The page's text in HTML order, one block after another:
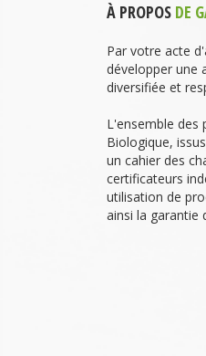
À PROPOS DE
Par votre acte
développer une
diversifiée et
L'ensemble des
Biologique,
un cahier des
certificateurs
utilisation de
ainsi la garantie